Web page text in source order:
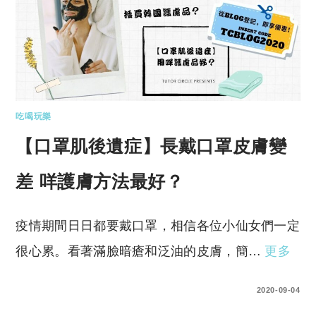
吃喝玩樂
【口罩肌後遺症】長戴口罩皮膚變
差 咩護膚方法最好？
疫情期間日日都要戴口罩，相信各位小仙女們一定
很心累。看著滿臉暗瘡和泛油的皮膚，簡… 更多
2020-09-04